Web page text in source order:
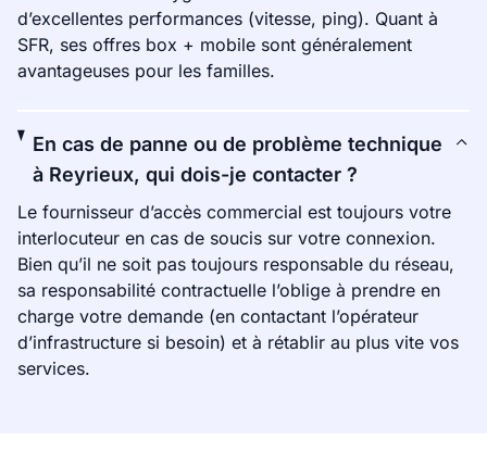
d’excellentes performances (vitesse, ping). Quant à
SFR, ses offres box + mobile sont généralement
avantageuses pour les familles.
En cas de panne ou de problème technique
à Reyrieux, qui dois-je contacter ?
Le fournisseur d’accès commercial est toujours votre
interlocuteur en cas de soucis sur votre connexion.
Bien qu’il ne soit pas toujours responsable du réseau,
sa responsabilité contractuelle l’oblige à prendre en
charge votre demande (en contactant l’opérateur
d’infrastructure si besoin) et à rétablir au plus vite vos
services.